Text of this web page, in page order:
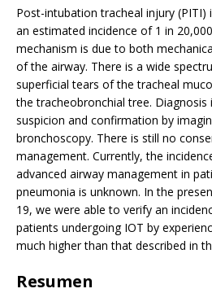
Post-intubation tracheal injury (PITI)
an estimated incidence of 1 in
mechanism is due to both
of the airway. There is a wide
superficial tears of the tracheal
the tracheobronchial tree. Diagnosis
suspicion and confirmation by
bronchoscopy. There is still no
management. Currently, the
advanced airway management in
pneumonia is unknown. In the
19, we were able to verify an
patients undergoing IOT by
much higher than that described in
Resumen